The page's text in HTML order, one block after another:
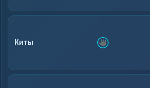
Киты